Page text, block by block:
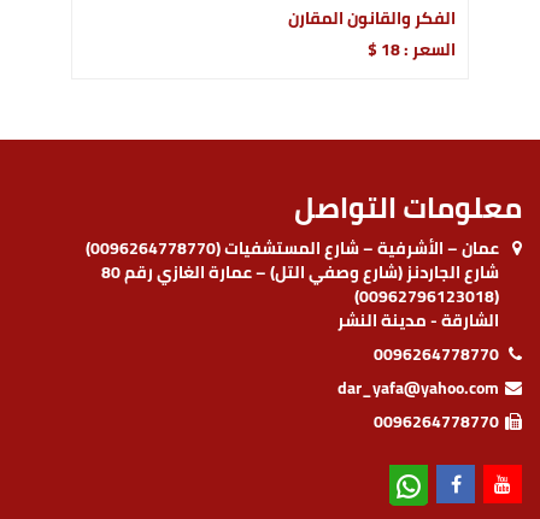
الفكر والقانون المقارن
السعر : 18 $
معلومات التواصل
عمان – الأشرفية – شارع المستشفيات (0096264778770)
شارع الجاردنز (شارع وصفي التل) – عمارة الغازي رقم 80
(00962796123018)
الشارقة - مدينة النشر
0096264778770
dar_yafa@yahoo.com
0096264778770